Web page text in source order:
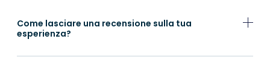
Come lasciare una recensione sulla tua
esperienza?